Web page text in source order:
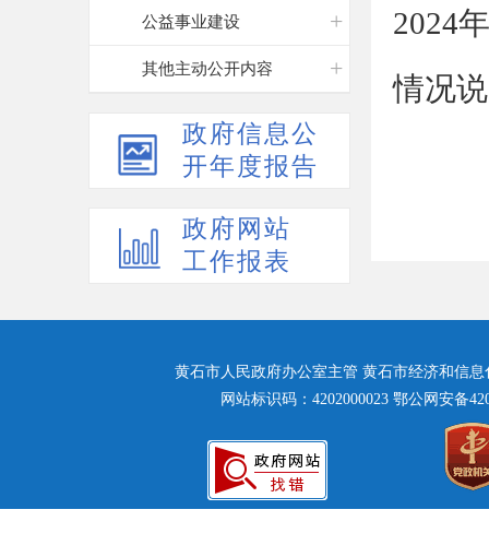
公益事业建设
其他主动公开内容
政府信息公
开年度报告
政府网站
工作报表
2024
情况
黄石市人民政府办公室主管 黄石市经济和信息
网站标识码：4202000023 鄂公网安备